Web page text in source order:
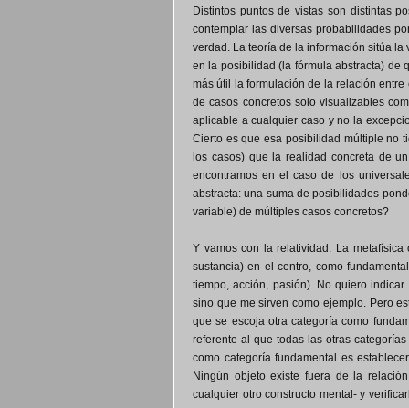
Distintos puntos de vistas son distintas
contemplar las diversas probabilidades
verdad. La teoría de la información sitúa
en la posibilidad (la fórmula abstracta) de
más útil la formulación de la relación
de casos concretos solo visualizables
aplicable a cualquier caso y no la
Cierto es que esa posibilidad múltiple no
los casos) que la realidad concreta de
encontramos en el caso de los
abstracta: una suma de posibilidades
variable) de múltiples casos concretos?
Y vamos con la relatividad. La
sustancia) en el centro, como
tiempo, acción, pasión). No quiero
sino que me sirven como ejemplo. Pero
que se escoja otra categoría como
referente al que todas las otras
como categoría fundamental es
Ningún objeto existe fuera de la
cualquier otro constructo mental- y